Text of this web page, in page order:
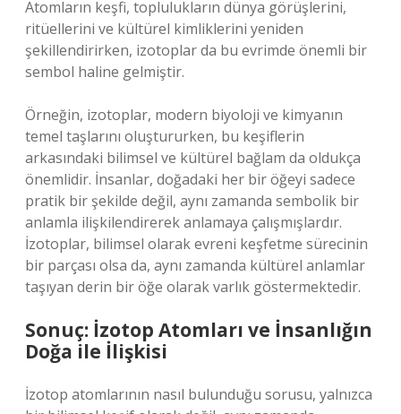
Atomların keşfi, toplulukların dünya görüşlerini,
ritüellerini ve kültürel kimliklerini yeniden
şekillendirirken, izotoplar da bu evrimde önemli bir
sembol haline gelmiştir.
Örneğin, izotoplar, modern biyoloji ve kimyanın
temel taşlarını oluştururken, bu keşiflerin
arkasındaki bilimsel ve kültürel bağlam da oldukça
önemlidir. İnsanlar, doğadaki her bir öğeyi sadece
pratik bir şekilde değil, aynı zamanda sembolik bir
anlamla ilişkilendirerek anlamaya çalışmışlardır.
İzotoplar, bilimsel olarak evreni keşfetme sürecinin
bir parçası olsa da, aynı zamanda kültürel anlamlar
taşıyan derin bir öğe olarak varlık göstermektedir.
Sonuç: İzotop Atomları ve İnsanlığın
Doğa ile İlişkisi
İzotop atomlarının nasıl bulunduğu sorusu, yalnızca